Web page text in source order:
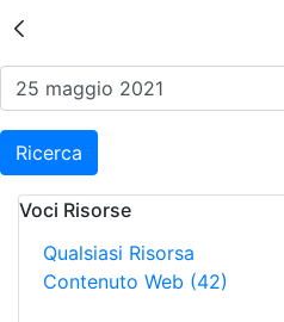
Risultati della
Ricerca
Voci Risorse
Qualsiasi Risorsa
Contenuto Web (42)